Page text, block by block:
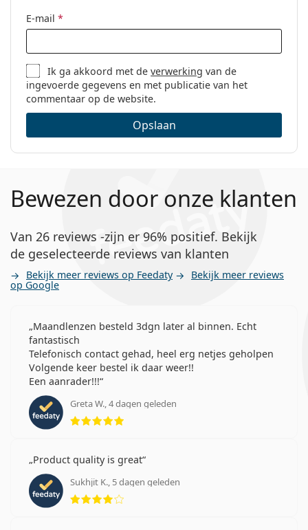
E-mail *
Ik ga akkoord met deverwerking van de
ingevoerde gegevens en met publicatie van het
commentaar op de website.
Opslaan
Bewezen door onze klanten
Van 26 reviews -zijn er 96% positief. Bekijk
de geselecteerde reviews van klanten
Bekijk meer reviews op Feedaty Bekijk meer reviews
op Google
Maandlenzen besteld 3dgn later al binnen. Echt
fantastisch
Telefonisch contact gehad, heel erg netjes geholpen
Volgende keer bestel ik daar weer!!
Een aanrader!!!
Greta W., 4 dagen geleden
Beoordeling 5 van 5
Product quality is great
Sukhjit K., 5 dagen geleden
Beoordeling 4 van 5